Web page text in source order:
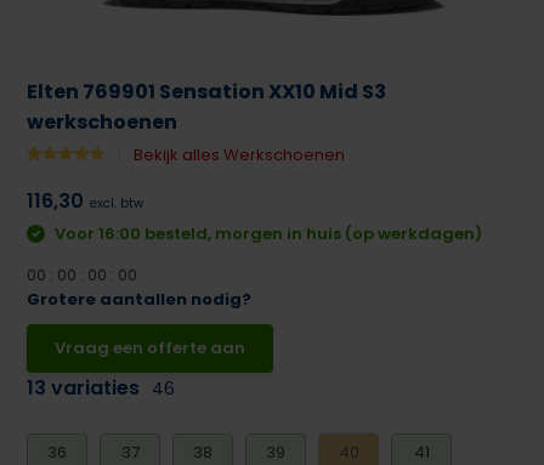
Elten 769901 Sensation XX10 Mid S3
werkschoenen
Bekijk alles Werkschoenen
116,30 excl. btw
Voor 16:00 besteld, morgen in huis (op werkdagen)
00 : 00 : 00 : 00
Grotere aantallen nodig?
Vraag een offerte aan
13 variaties 46
36 37 38 39 40 41